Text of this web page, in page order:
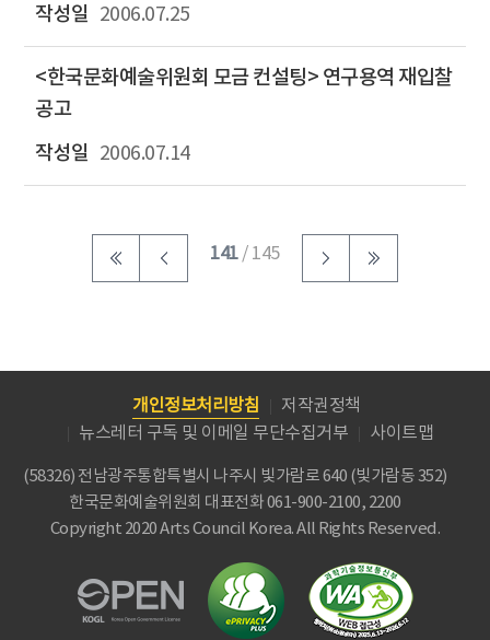
2006.07.25
<한국문화예술위원회 모금 컨설팅> 연구용역 재입찰
공고
2006.07.14
141/ 145
개인정보처리방침
저작권정책
뉴스레터 구독 및 이메일 무단수집거부
사이트맵
(58326) 전남광주통합특별시 나주시 빛가람로 640 (빛가람동 352)
한국문화예술위원회 대표전화 061-900-2100, 2200
Copyright 2020 Arts Council Korea. All Rights Reserved.